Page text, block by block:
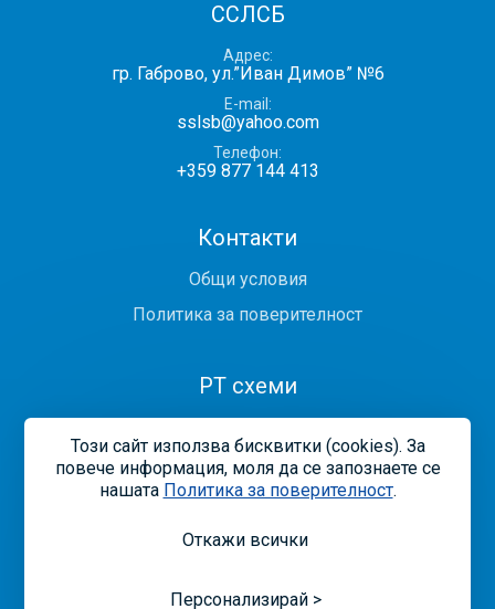
Контакти
Общи условия
Политика за поверителност
PT схеми
PTs 2025
ССЛСБ
Адрес
гр. Габрово, ул.”Иван Димов” №6
E-mail
sslsb@yahoo.com
Телефон
+359 877 144 413
Карта на сайта
Този сайт използва бисквитки (cookies). За
повече информация, моля да се запознаете се
нашaтa Политика за поверителност.
Откажи всички
Персонализирай >